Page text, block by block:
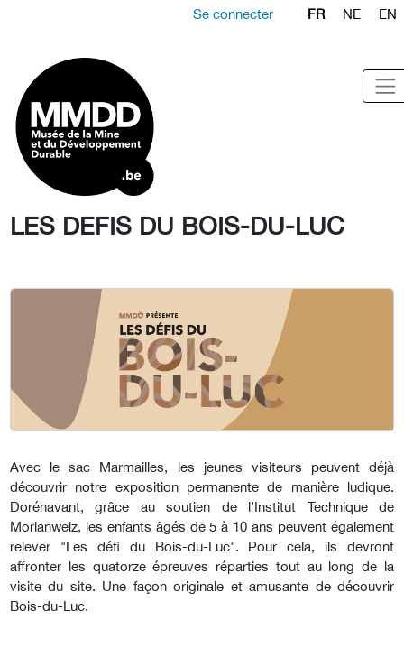
Se connecter FR NE EN
LES DEFIS DU BOIS-DU-LUC
Avec le sac Marmailles, les jeunes visiteurs peuvent déjà
découvrir notre exposition permanente de manière ludique.
Dorénavant, grâce au soutien de l’Institut Technique de
Morlanwelz, les enfants âgés de 5 à 10 ans peuvent également
relever "Les défi du Bois-du-Luc". Pour cela, ils devront
affronter les quatorze épreuves réparties tout au long de la
visite du site. Une façon originale et amusante de découvrir
Bois-du-Luc.